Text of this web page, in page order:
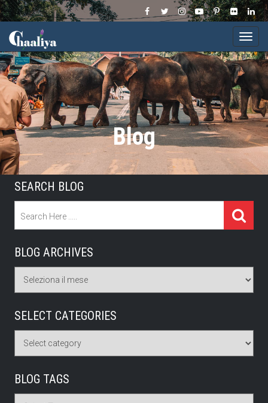
Blog
SEARCH BLOG
BLOG ARCHIVES
SELECT CATEGORIES
BLOG TAGS